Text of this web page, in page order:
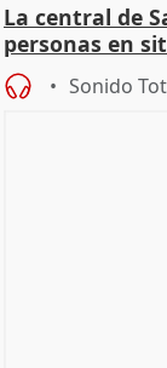
La central de
personas en
de Calor
Sonido